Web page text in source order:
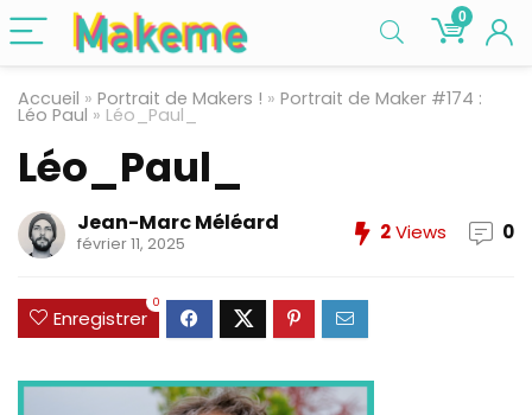
0
Accueil » Portrait de Makers ! » Portrait de Maker #174 :
Léo Paul » Léo_Paul_
Léo_Paul_
Jean-Marc Méléard
février 11, 2025 2Views 0
Enregistrer
0